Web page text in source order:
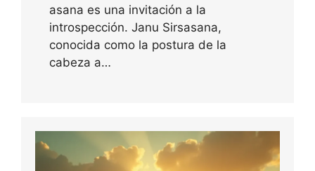
asana es una invitación a la
introspección. Janu Sirsasana,
conocida como la postura de la
cabeza a…